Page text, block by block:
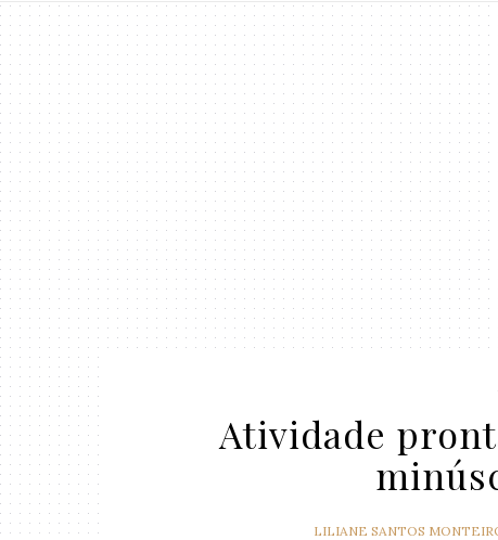
Atividade
LILIANE SANTOS